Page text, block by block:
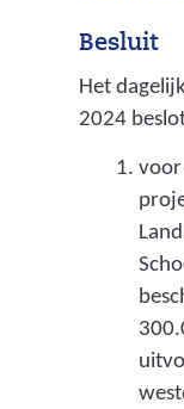
Besluit
Het
2024
voor